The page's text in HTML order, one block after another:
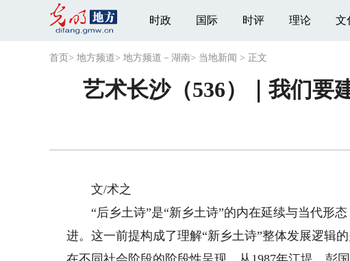
时政 国际 时评 理论 文
首页 > 地方频道> 地方频道－湖南> 当地新闻 > 正文
艺术长沙（536）｜我们
文/术之
“后乡土诗”是“新乡土诗”的内在延续与当代形态
进。这一前提构成了理解“新乡土诗”整体发展逻辑